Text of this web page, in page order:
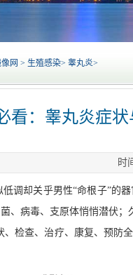
网 > 生殖感染> 睾丸炎>
看：睾丸炎症
时
调却关乎男性“命根子”的
、病毒、支原体悄悄潜伏
、检查、治疗、康复、预防